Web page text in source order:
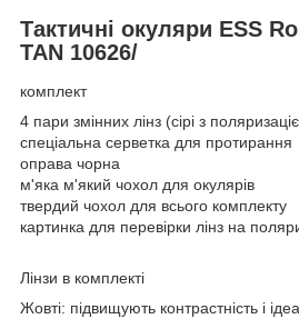
Тактичні окуляри ESS
TAN 10626/
комплект
4 пари змінних лінз (сірі з
спеціальна серветка для протирання
оправа чорна
м'яка м'який чохол для окулярів
твердий чохол для всього комплекту
картинка для перевірки лінз на
Лінзи в комплекті
Жовті: підвищують контрастність і